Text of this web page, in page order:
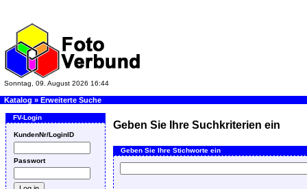
Sonntag, 09. August 2026 16:44
Katalog » Erweiterte Suche
FV-Login
KundenNr/LoginID
Passwort
Geben Sie Ihre Suchkriterien ein
Geben Sie Ihre Stichworte ein